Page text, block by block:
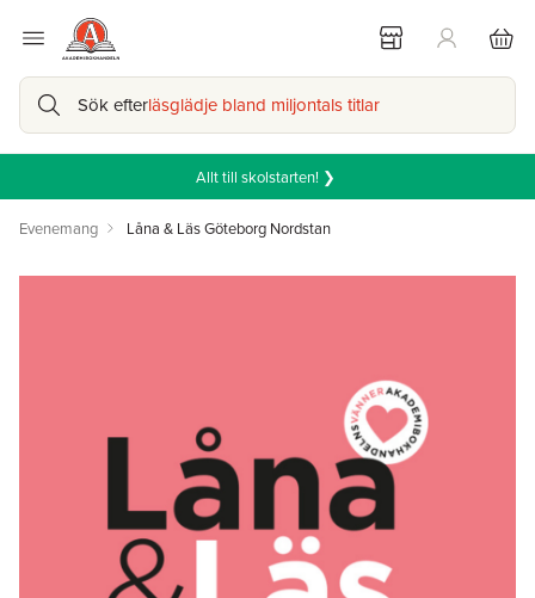
Sök efterläsglädje bland miljontals titlar
Allt till skolstarten! ❯
Evenemang Låna & Läs Göteborg Nordstan